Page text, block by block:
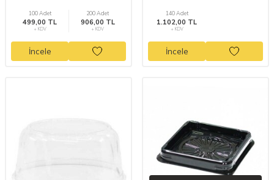
100 Adet
499,00 TL
+ KDV
200 Adet
906,00 TL
+ KDV
İncele
140 Adet
1.102,00 TL
+ KDV
İncele